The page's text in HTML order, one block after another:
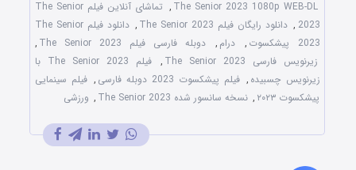
The Senior 2023 1080p WEB-DL
,
تماشای آنلاین فیلم The Senior
2023
, دانلود رایگان فیلم The Senior 2023 ,
دانلود فیلم The Senior
2023 پیشکسوت
, درام , دوبله فارسی فیلم The Senior 2023
,
زیرنویس فارسی The Senior 2023
,
فیلم The Senior 2023 با
زیرنویس چسبیده , فیلم پیشکسوت 2023 دوبله فارسی , فیلم سینمایی
پیشکسوت ۲۰۲۳
, نسخه سانسور شده The Senior 2023 , ورزشی